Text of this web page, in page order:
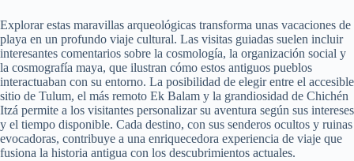
Explorar estas maravillas arqueológicas transforma unas vacaciones de
playa en un profundo viaje cultural. Las visitas guiadas suelen incluir
interesantes comentarios sobre la cosmología, la organización social y
la cosmografía maya, que ilustran cómo estos antiguos pueblos
interactuaban con su entorno. La posibilidad de elegir entre el accesible
sitio de Tulum, el más remoto Ek Balam y la grandiosidad de Chichén
Itzá permite a los visitantes personalizar su aventura según sus intereses
y el tiempo disponible. Cada destino, con sus senderos ocultos y ruinas
evocadoras, contribuye a una enriquecedora experiencia de viaje que
fusiona la historia antigua con los descubrimientos actuales.